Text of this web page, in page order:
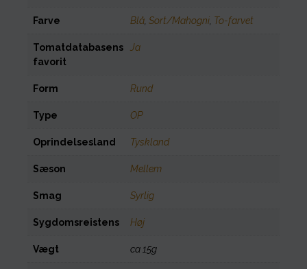
Farve Blå Sort/Mahogni To-farvet
Tomatdatabasens
favorit
Ja
Form Rund
Type OP
Oprindelsesland Tyskland
Sæson Mellem
Smag Syrlig
Sygdomsreistens Høj
Vægt ca 15g